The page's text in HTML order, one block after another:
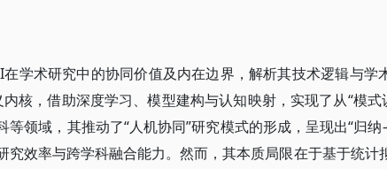
学术研究中的协同价值及内在边界，解析其技术逻辑与学
核，借助深度学习、模型建构与认知映射，实现了从“模式
等领域，其推动了“人机协同”研究模式的形成，呈现出“归
效率与跨学科融合能力。然而，其本质局限在于基于统计